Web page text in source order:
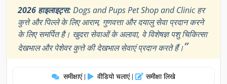
2026 हाइलाइट्स:Dogs and Pups Pet Shop and Clinic हर
कुत्ते और पिल्ले के लिए आराम, गुणवत्ता और दयालु सेवा प्रदान करने
के लिए समर्पित है। खुदरा सेवाओं के अलावा, वे विशेषज्ञ पशु चिकित्सा
देखभाल और पेशेवर कुत्ते की देखभाल सेवाएं प्रदान करते हैं।”
समीक्षाएं | वीडियो चलाएं | समीक्षा लिखे